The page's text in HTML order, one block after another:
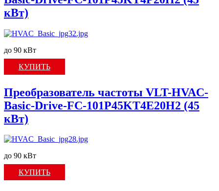
кВт)
до 90 кВт
КУПИТЬ
Преобразователь частоты VLT-HVAC-
Basic-Drive-FC-101P45KT4E20H2 (45
кВт)
до 90 кВт
КУПИТЬ